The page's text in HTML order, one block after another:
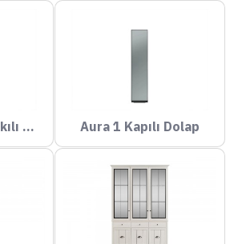
Aura 2 Kapılı Askılı Dolap Aura 1 Kapılı Dolap